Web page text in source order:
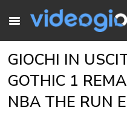
GIOCHI IN
GOTHIC 1
NBA THE RUN